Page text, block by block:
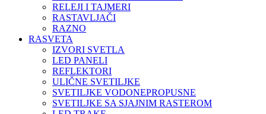
RELEJI I TAJMERI
RASTAVLJAČI
RAZNO
RASVETA
IZVORI SVETLA
LED PANELI
REFLEKTORI
ULIČNE SVETILJKE
SVETILJKE VODONEPROPUSNE
SVETILJKE SA SJAJNIM RASTEROM